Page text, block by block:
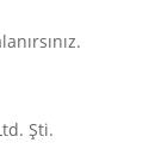
Şti.